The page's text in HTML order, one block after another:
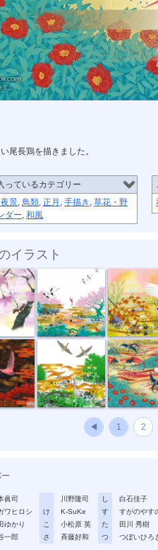
尾長鶏を描きました。
っているカテゴリー
景, 鳥類, 正月 , 手描き , 草花・野
ダー, 和風
イラスト
四季光風
the ugly duc... 円舞
◀ 1 2
眞司
ワヒロシ
ゆかり
一郎
川野隆司
け
K-SuKe
こ
小松原 英
さ
斉藤好和
し
白石佳子
す
すがのやす
た
田川 秀樹
つ
つぼいひろ